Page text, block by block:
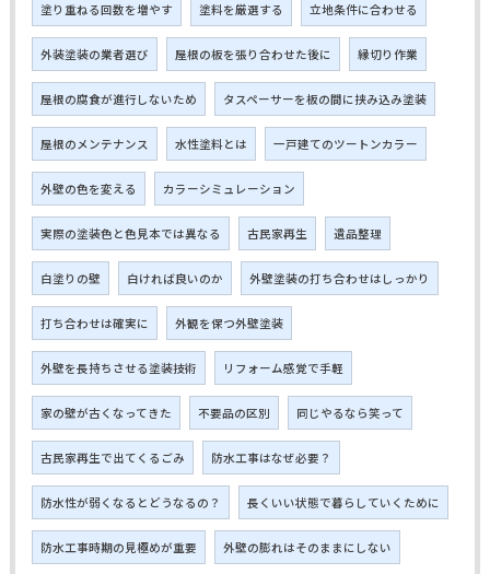
塗り重ねる回数を増やす 塗料を厳選する 立地条件に合わせる
外装塗装の業者選び 屋根の板を張り合わせた後に 縁切り作業
屋根の腐食が進行しないため タスペーサーを板の間に挟み込み塗装
屋根のメンテナンス 水性塗料とは 一戸建てのツートンカラー
外壁の色を変える カラーシミュレーション
実際の塗装色と色見本では異なる 古民家再生 遺品整理
白塗りの壁 白ければ良いのか 外壁塗装の打ち合わせはしっかり
打ち合わせは確実に 外観を保つ外壁塗装
外壁を長持ちさせる塗装技術 リフォーム感覚で手軽
家の壁が古くなってきた 不要品の区別 同じやるなら笑って
古民家再生で出てくるごみ 防水工事はなぜ必要？
防水性が弱くなるとどうなるの？ 長くいい状態で暮らしていくために
防水工事時期の見極めが重要 外壁の膨れはそのままにしない